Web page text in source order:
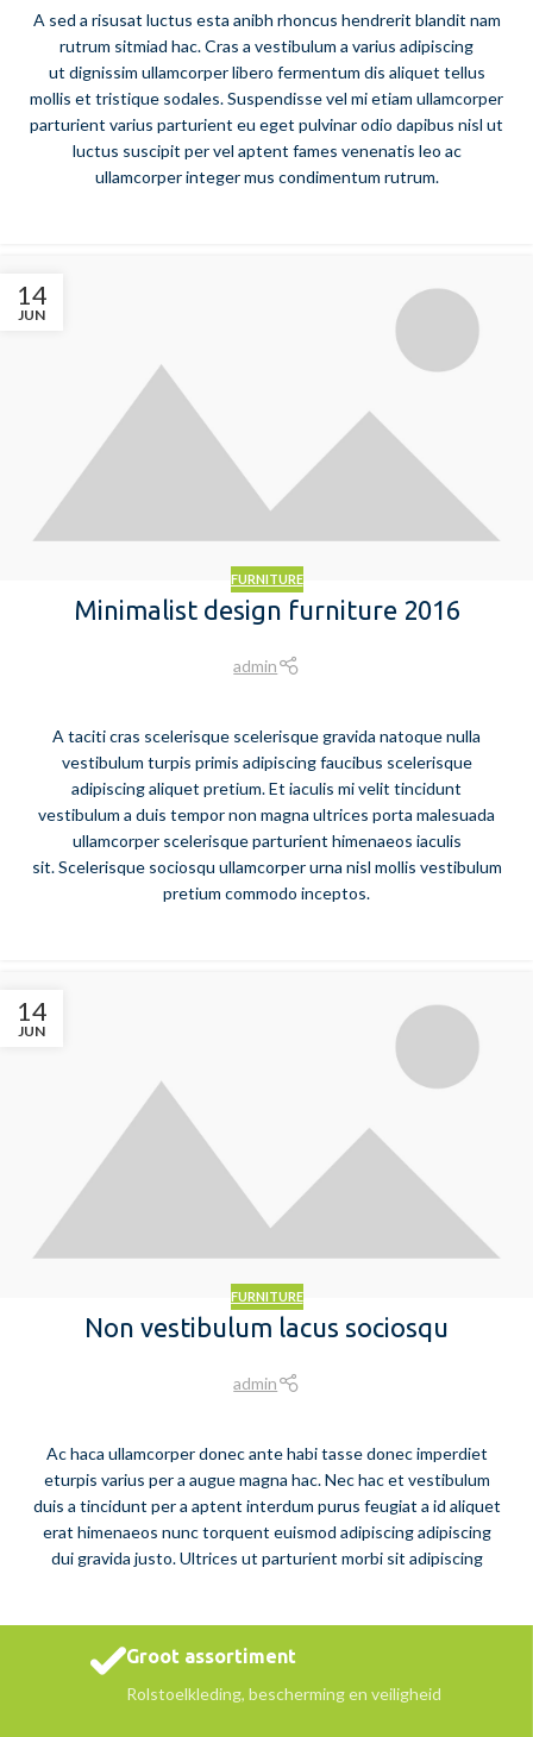
A sed a risusat luctus esta anibh rhoncus hendrerit blandit nam
rutrum sitmiad hac. Cras a vestibulum a varius adipiscing
ut dignissim ullamcorper libero fermentum dis aliquet tellus
mollis et tristique sodales. Suspendisse vel mi etiam ullamcorper
parturient varius parturient eu eget pulvinar odio dapibus nisl ut
luctus suscipit per vel aptent fames venenatis leo ac
ullamcorper integer mus condimentum rutrum.
14
JUN
FURNITURE
Minimalist design furniture 2016
admin
A taciti cras scelerisque scelerisque gravida natoque nulla
vestibulum turpis primis adipiscing faucibus scelerisque
adipiscing aliquet pretium. Et iaculis mi velit tincidunt
vestibulum a duis tempor non magna ultrices porta malesuada
ullamcorper scelerisque parturient himenaeos iaculis
sit. Scelerisque sociosqu ullamcorper urna nisl mollis vestibulum
pretium commodo inceptos.
14
JUN
FURNITURE
Non vestibulum lacus sociosqu
admin
Ac haca ullamcorper donec ante habi tasse donec imperdiet
eturpis varius per a augue magna hac. Nec hac et vestibulum
duis a tincidunt per a aptent interdum purus feugiat a id aliquet
erat himenaeos nunc torquent euismod adipiscing adipiscing
dui gravida justo. Ultrices ut parturient morbi sit adipiscing
Groot assortiment
Rolstoelkleding, bescherming en veiligheid